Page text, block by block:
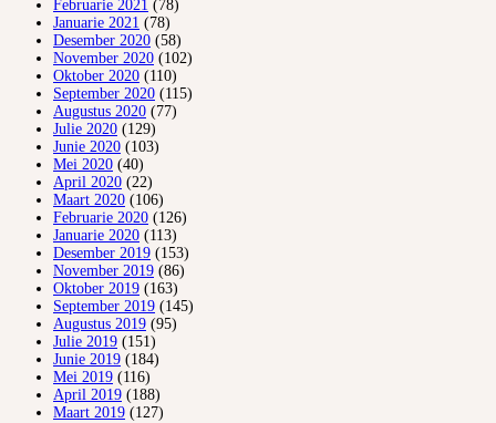
Februarie 2021 (78)
Januarie 2021 (78)
Desember 2020 (58)
November 2020 (102)
Oktober 2020 (110)
September 2020 (115)
Augustus 2020 (77)
Julie 2020 (129)
Junie 2020 (103)
Mei 2020 (40)
April 2020 (22)
Maart 2020 (106)
Februarie 2020 (126)
Januarie 2020 (113)
Desember 2019 (153)
November 2019 (86)
Oktober 2019 (163)
September 2019 (145)
Augustus 2019 (95)
Julie 2019 (151)
Junie 2019 (184)
Mei 2019 (116)
April 2019 (188)
Maart 2019 (127)